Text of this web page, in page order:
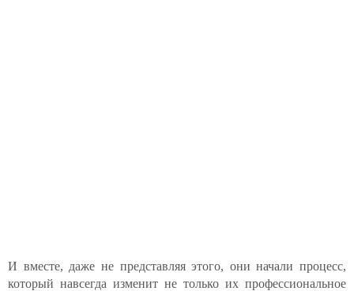
И вместе, даже не представляя этого, они начали процесс,
который навсегда изменит не только их профессиональное